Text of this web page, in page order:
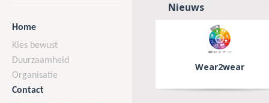
Home
Kies bewust
Duurzaamheid
Organisatie
Contact
Nieuws
Wear2wear